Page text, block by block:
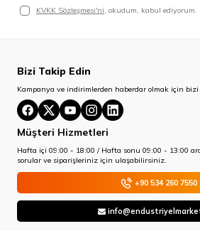
KVKK Sözleşmesi'ni , okudum, kabul ediyorum.
Bizi Takip Edin
Kampanya ve indirimlerden haberdar olmak için bizi
Müşteri Hizmetleri
Hafta içi 09:00 - 18:00 / Hafta sonu 09:00 - 13:00
sorular ve siparişleriniz için ulaşabilirsiniz.
+90 534 260 7550